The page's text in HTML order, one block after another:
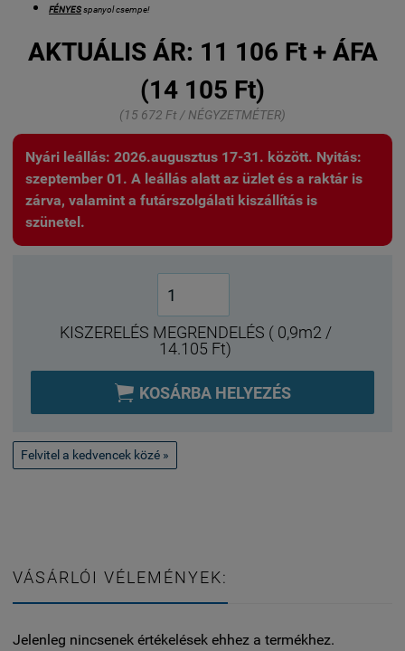
FÉNYESspanyol csempe!
AKTUÁLIS ÁR: 11 106 Ft + ÁFA
(14 105 Ft)
(15 672 Ft / NÉGYZETMÉTER)
Nyári leállás: 2026.augusztus 17-31. között. Nyitás:
szeptember 01. A leállás alatt az üzlet és a raktár is
zárva, valamint a futárszolgálati kiszállítás is
szünetel.
KISZERELÉS MEGRENDELÉS ( 0,9m2 /
14.105 Ft)
 KOSÁRBA HELYEZÉS
Felvitel a kedvencek közé »
VÁSÁRLÓI VÉLEMÉNYEK:
Jelenleg nincsenek értékelések ehhez a termékhez.